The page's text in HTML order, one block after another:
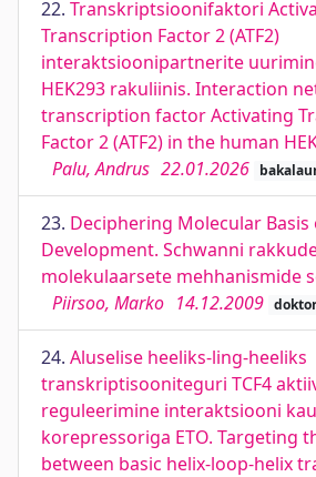
22. Transkriptsioonifaktori
Transcription Factor 2 (ATF2)
interaktsioonipartnerite
HEK293 rakuliinis. Interaction
transcription factor Activating
Factor 2 (ATF2) in the human
Palu, Andrus 22.01.2026
23. Deciphering Molecular Basis
Development. Schwanni
molekulaarsete mehhanismide
Piirsoo, Marko 14.12.2009
24. Aluselise heeliks-ling-heeliks
transkriptisooniteguri TCF4
reguleerimine interaktsiooni
korepressoriga ETO. Targeting
between basic helix-loop-helix